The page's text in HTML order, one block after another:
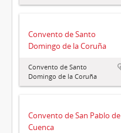
Convento de Santo
Domingo de la Coruña
Convento de Santo
Domingo de la Coruña
Convento de San Pablo de
Cuenca